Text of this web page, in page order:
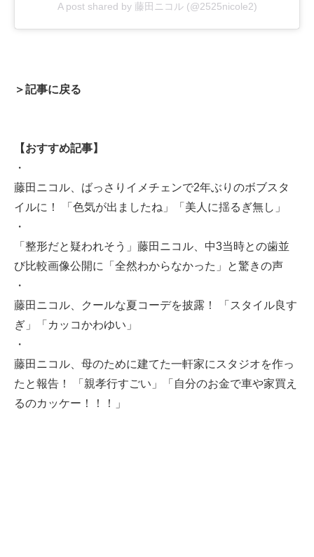
A post shared by 藤田ニコル (@2525nicole2)
＞記事に戻る
【おすすめ記事】
・
藤田ニコル、ばっさりイメチェンで2年ぶりのボブスタ
イルに！ 「色気が出ましたね」「美人に揺るぎ無し」
・
「整形だと疑われそう」藤田ニコル、中3当時との歯並
び比較画像公開に「全然わからなかった」と驚きの声
・
藤田ニコル、クールな夏コーデを披露！ 「スタイル良す
ぎ」「カッコかわゆい」
・
藤田ニコル、母のために建てた一軒家にスタジオを作っ
たと報告！ 「親孝行すごい」「自分のお金で車や家買え
るのカッケー！！！」